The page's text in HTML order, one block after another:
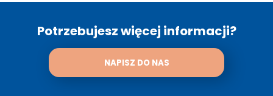
Potrzebujesz więcej informacji?
NAPISZ DO NAS